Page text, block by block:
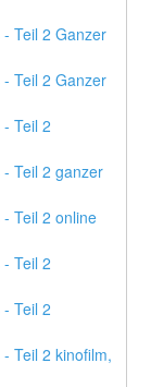
Teil 2 Ganzer
Teil 2 Ganzer
Teil 2
Teil 2 ganzer
Teil 2 online
Teil 2
Teil 2
Teil 2 kinofilm,